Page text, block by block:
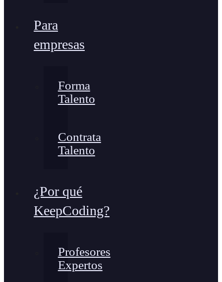
Para
empresas
Forma
Talento
Contrata
Talento
¿Por qué
KeepCoding?
Profesores
Expertos